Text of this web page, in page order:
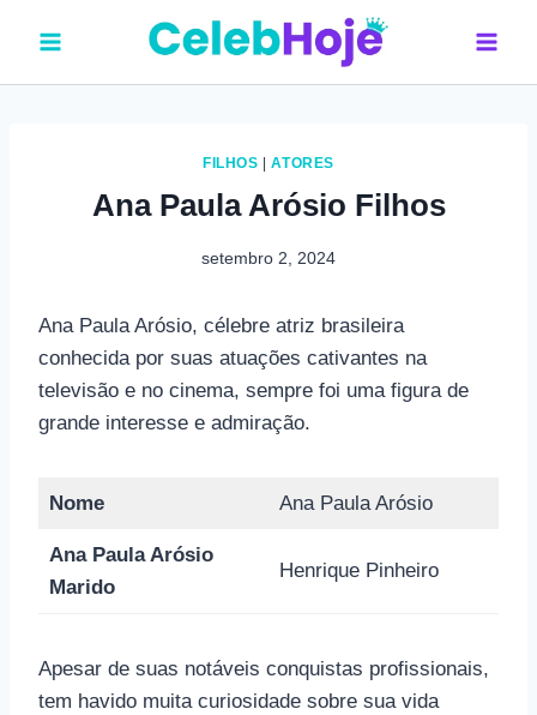
o
FILHOS |ATORES
Ana Paula Arósio Filhos
setembro 2, 2024
Ana Paula Arósio, célebre atriz brasileira
conhecida por suas atuações cativantes na
televisão e no cinema, sempre foi uma figura de
grande interesse e admiração.
Nome Ana Paula Arósio
Ana Paula Arósio
Marido
Henrique Pinheiro
Apesar de suas notáveis ​​​​conquistas profissionais,
tem havido muita curiosidade sobre sua vida